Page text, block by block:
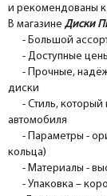
и рекомендованы к
В магазине Диски
- Большой
- Доступные
- Прочные,
диски
- Стиль, который
автомобиля
- Параметры -
кольца)
- Материалы -
- Упаковка –